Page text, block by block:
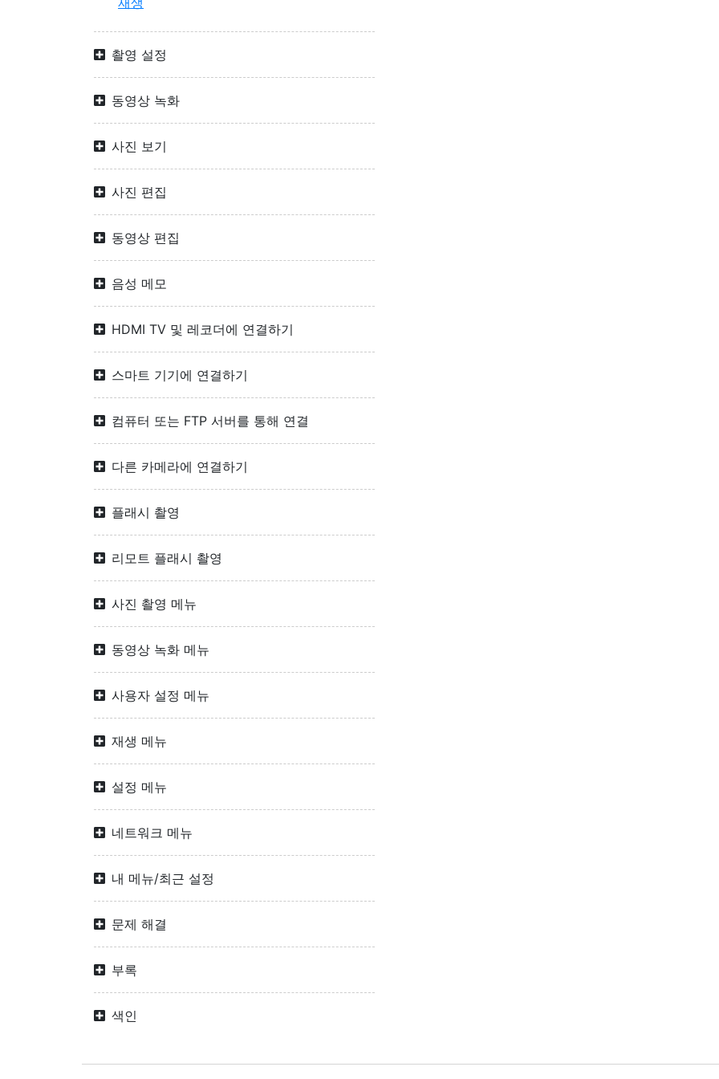
촬영 설정
동영상 녹화
사진 보기
사진 편집
동영상 편집
음성 메모
HDMI TV 및 레코더에 연결하기
스마트 기기에 연결하기
컴퓨터 또는 FTP 서버를 통해 연결
다른 카메라에 연결하기
플래시 촬영
리모트 플래시 촬영
사진 촬영 메뉴
동영상 녹화 메뉴
사용자 설정 메뉴
재생 메뉴
설정 메뉴
네트워크 메뉴
내 메뉴/최근 설정
문제 해결
부록
색인